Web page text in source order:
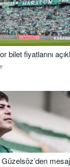
bilet fiyatlarını
mesaj